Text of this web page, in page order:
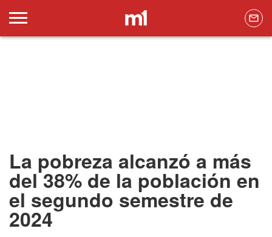
La pobreza alcanzó a más
del 38% de la población en
el segundo semestre de
2024